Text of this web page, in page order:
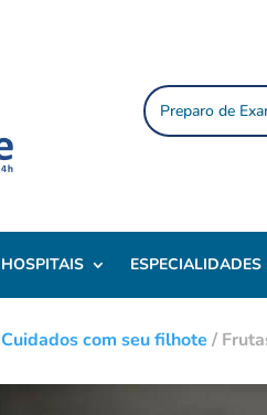
Preparo de
HOSPITAIS ESPECIALIDADES
Cuidados com seu filhote /